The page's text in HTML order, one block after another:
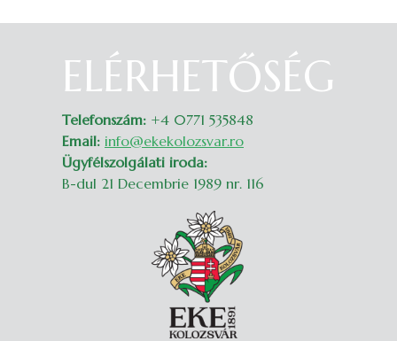
ELÉRHETŐSÉG
Telefonszám: +4 0771 535848
Email: info@ekekolozsvar.ro
Ügyfélszolgálati iroda:
B-dul 21 Decembrie 1989 nr. 116